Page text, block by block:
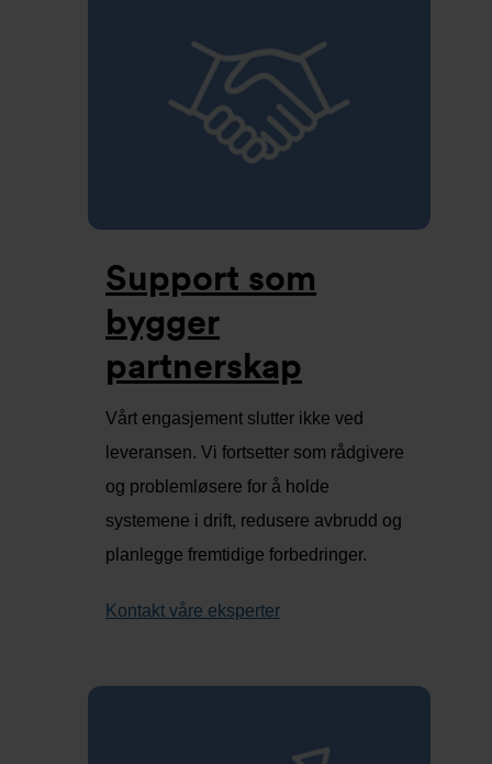
Support som
bygger
partnerskap
Vårt engasjement slutter ikke ved
leveransen. Vi fortsetter som rådgivere
og problemløsere for å holde
systemene i drift, redusere avbrudd og
planlegge fremtidige forbedringer.
Kontakt våre eksperter